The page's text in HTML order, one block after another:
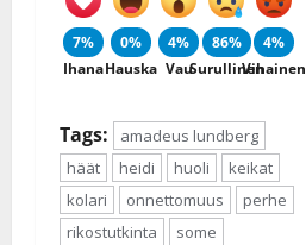
7%
Ihana
0%
Hauska
4%
Vau
86%
Surullinen
4%
Vihainen
Tags:
amadeus lundberg
häät
heidi huoli
keikat
kolari
onnettomuus
perhe
rikostutkinta
some